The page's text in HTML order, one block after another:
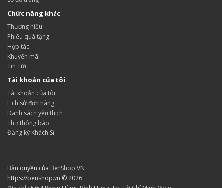
Chức năng khác
Thương hiệu
Phiếu quà tặng
Hợp tác
Khuyến mãi
Tin Tức
Tài khoản của tôi
Tài khoản của tôi
Lịch sử đơn hàng
Danh sách yêu thích
Thư thông báo
Đăng ký Khách Sỉ
Bản quyền của BenShop.VN
https://benshop.vn © 2026